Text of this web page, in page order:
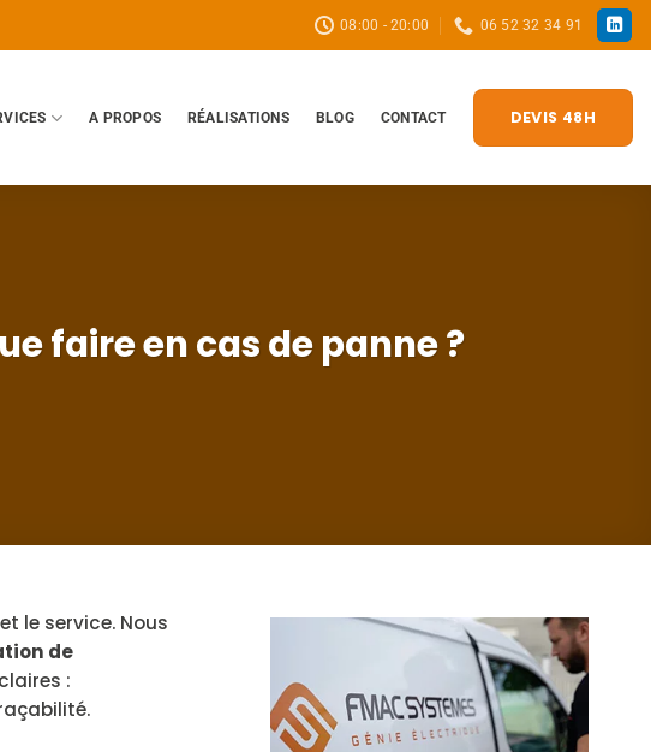
08:00 - 20:00 06 52 32 34 91
A PROPOS RÉALISATIONS BLOG CONTACT DEVIS 48H
faire en cas de panne ?
le service. Nous
de
: